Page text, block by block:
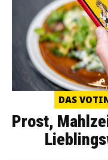
DAS
Prost,